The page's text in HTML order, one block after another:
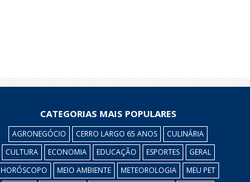
CATEGORIAS MAIS POPULARES
AGRONEGÓCIO CERRO LARGO 65 ANOS
CULINÁRIA
CULTURA
ECONOMIA EDUCAÇÃO ESPORTES
GERAL
HORÓSCOPO
MEIO AMBIENTE METEOROLOGIA MEU PET